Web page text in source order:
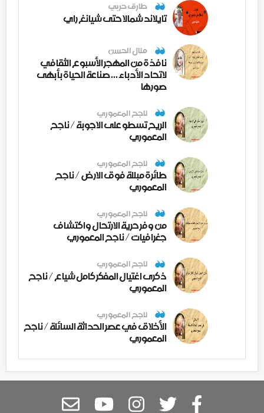
طارق حربي
تايلاند شمالا حتى شيانغ راي
منال الحسن
نافذة من المهجر الأسبوع الثقافي
لاتحاد الأدباء ... صناعة الحياة بأبهى
صورها
ناجح المعموري
الريح تسطو على الاجوبة / ناجح
المعموري
ناجح المعموري
طائرة مبللة فوق الارض / ناجح
المعموري
ناجح المعموري
من وفر حرية الارتحال واكتشاف
جغرافيات / ناجح المعموري
ناجح المعموري
ذكرى اغتيال المفكر كامل شياع / ناجح
المعموري
ناجح المعموري
الأخلاق في عصر الحداثة السائلة / ناجح
المعموري